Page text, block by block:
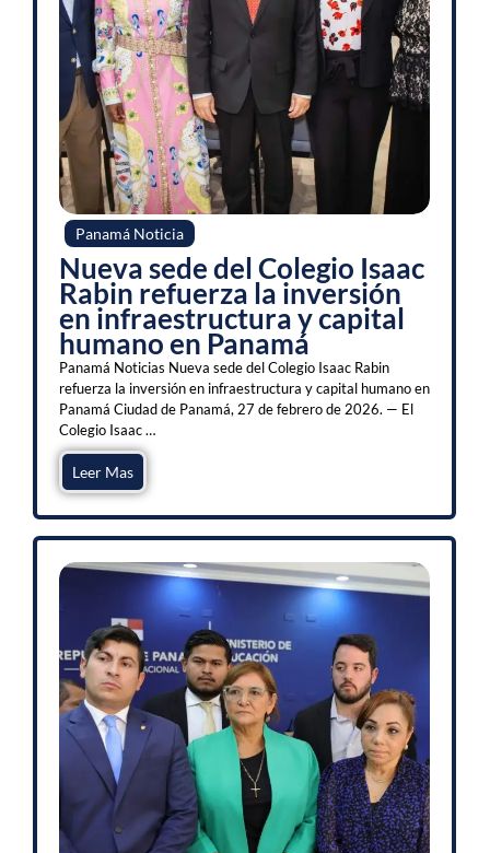
Panamá Noticia
Nueva sede del Colegio Isaac
Rabin refuerza la inversión
en infraestructura y capital
humano en Panamá
Panamá Noticias Nueva sede del Colegio Isaac Rabin
refuerza la inversión en infraestructura y capital humano en
Panamá Ciudad de Panamá, 27 de febrero de 2026. — El
Colegio Isaac …
Leer Mas